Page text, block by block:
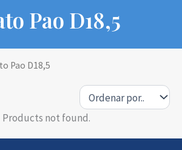
Pao D18,5
Pao D18,5
Products not found.